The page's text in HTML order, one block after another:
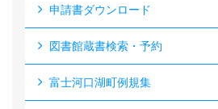
申請書ダウンロード
図書館蔵書検索・予約
富士河口湖町例規集